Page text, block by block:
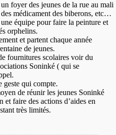
foyer des jeunes de la rue au mali
médicament des biberons, etc…
équipe pour faire la peinture et
orphelins.
et partent chaque année
de jeunes.
fournitures scolaires voir du
Soninké ( qui se
geste qui compte.
de réunir les jeunes Soninké
et faire des actions d’aides en
très limités.